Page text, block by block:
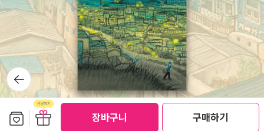
장바구니 구매하기
뒤로가
기